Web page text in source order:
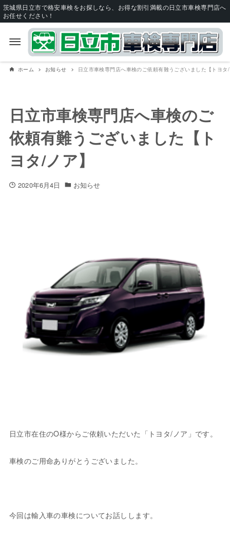
茨城県日立市で格安車検をお探しなら、お得な割引満載の日立市車検専門店へ
お任せください！
ホーム お知らせ 日立市車検専門店へ車検のご依頼有難うございました【トヨタ
日立市車検専門店へ車検のご
依頼有難うございました【ト
ヨタ/ノア】
2020年6月4日 お知らせ
日立市在住のO様からご依頼いただいた「トヨタ/ノア」です。
車検のご用命ありがとうございました。
今回は輸入車の車検についてお話しします。